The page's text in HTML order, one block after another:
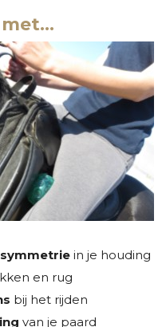
met…
symmetrie in je houding
en rug
bij het rijden
van je paard